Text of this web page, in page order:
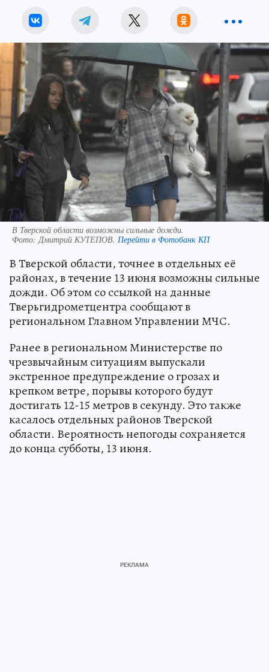
В Тверской области возможны сильные дожди.
Фото: Дмитрий КУТЕПОВ. Перейти в Фотобанк КП
В Тверской области, точнее в отдельных её
районах, в течение 13 июня возможны сильные
дожди. Об этом со ссылкой на данные
Тверьгидрометцентра сообщают в
региональном Главном Управлении МЧС.
Ранее в региональном Министерстве по
чрезвычайным ситуациям выпускали
экстренное предупреждение о грозах и
крепком ветре, порывы которого будут
достигать 12-15 метров в секунду. Это также
касалось отдельных районов Тверской
области. Вероятность непогоды сохраняется
до конца субботы, 13 июня.